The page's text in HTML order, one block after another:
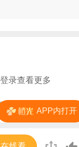
录查看更多
10 花
APP内打开